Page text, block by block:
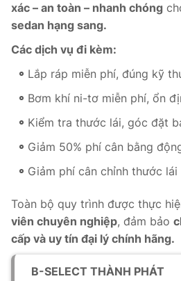
xác – an toàn – nhanh chóng
sedan hạng sang.
Các dịch vụ đi kèm:
Lắp ráp miễn phí, đúng kỹ
Bơm khí ni-tơ miễn phí, ổn
Kiểm tra thước lái, góc đặt
Giảm 50% phí cân bằng
Giảm phí cân chỉnh thước
Toàn bộ quy trình được thực
viên chuyên nghiệp, đảm bảo
cấp và uy tín đại lý chính hãng.
B-SELECT THÀNH PHÁT